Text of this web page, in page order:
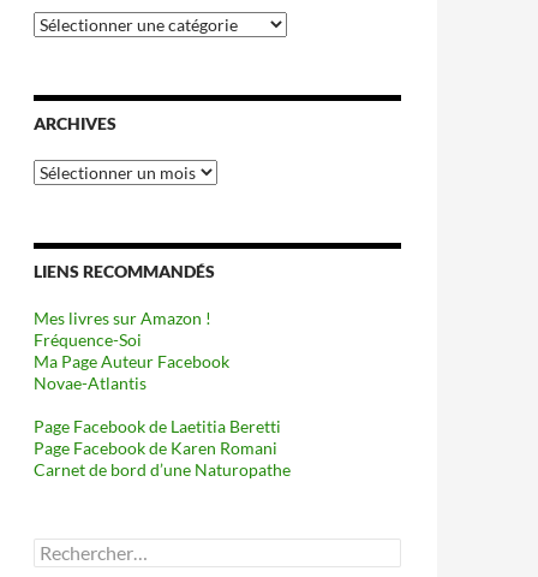
Catégories
ARCHIVES
Archives
LIENS RECOMMANDÉS
Mes livres sur Amazon !
Fréquence-Soi
Ma Page Auteur Facebook
Novae-Atlantis
Page Facebook de Laetitia Beretti
Page Facebook de Karen Romani
Carnet de bord d’une Naturopathe
Rechercher :